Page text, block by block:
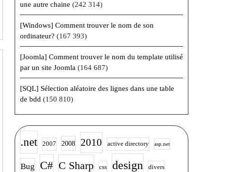
une autre chaine (242 314)
[Windows] Comment trouver le nom de son
ordinateur? (167 393)
[Joomla] Comment trouver le nom du template utilisé
par un site Joomla (164 687)
[SQL] Sélection aléatoire des lignes dans une table
de bdd (150 810)
.net 2007 2008 2010 active directory asp.net
Bug C# C Sharp css design divers